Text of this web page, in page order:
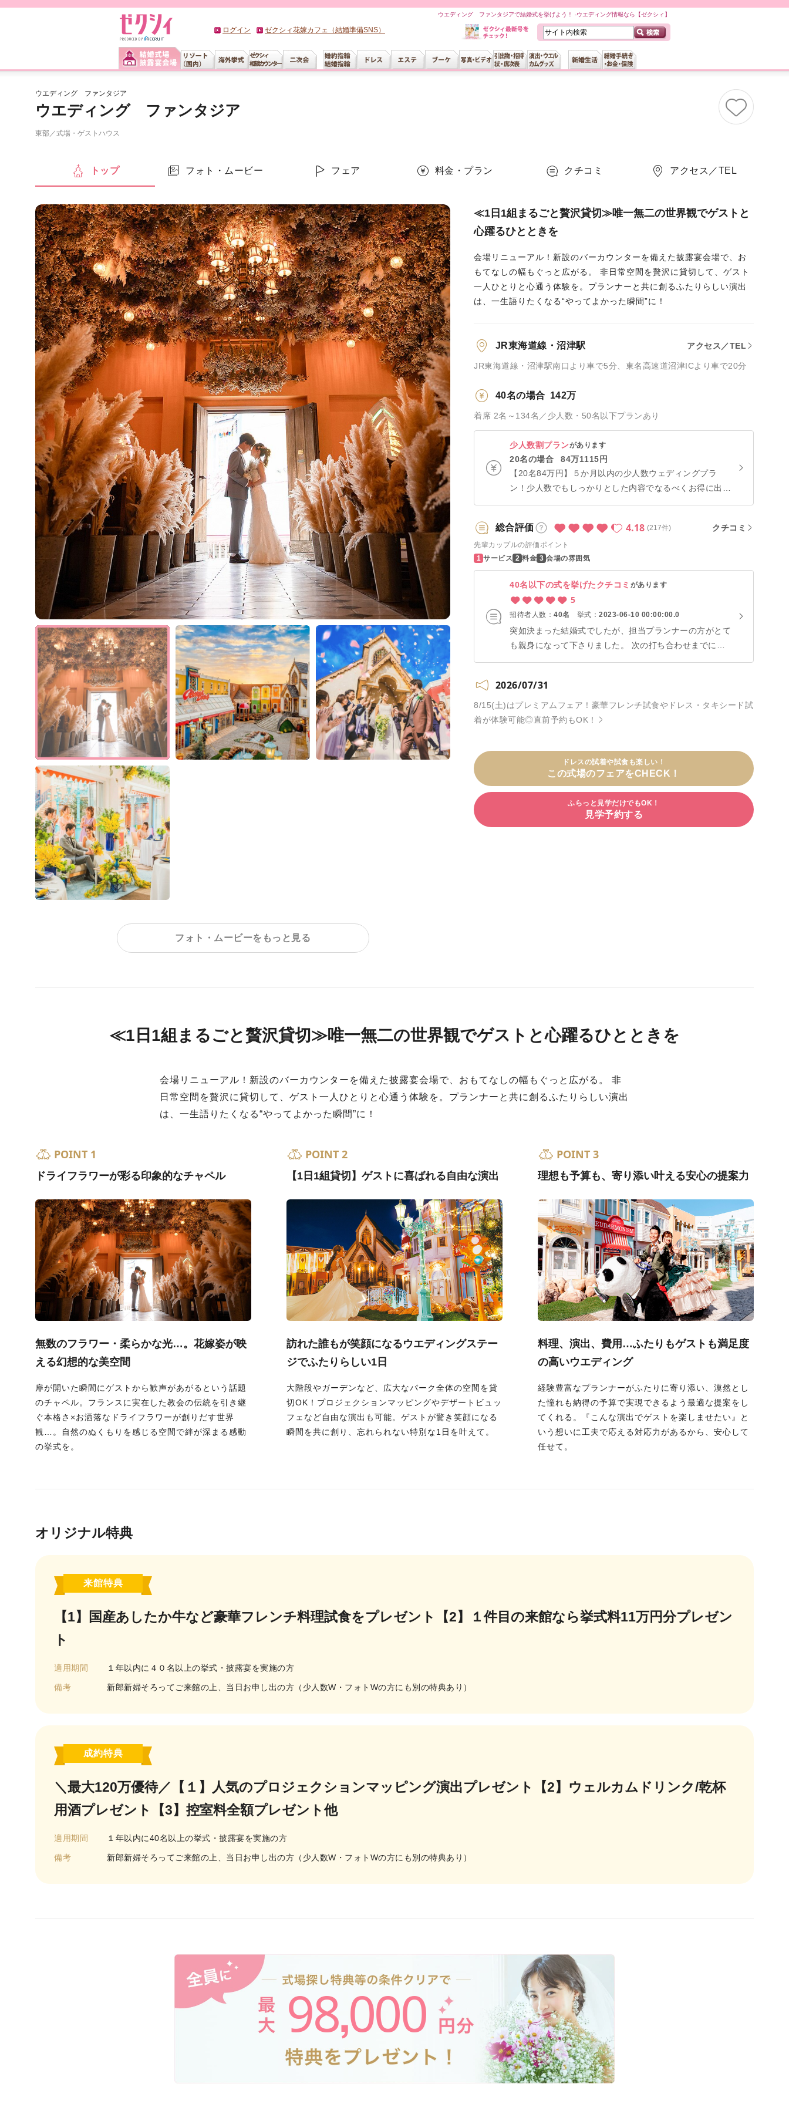
ウエディング ファンタジアで結婚式を挙げよう！ -ウエディング情報なら【ゼクシィ】
ログイン ゼクシィ花嫁カフェ（結婚準備SNS）
ウエディング ファンタジア
ウエディング ファンタジア
東部／式場・ゲストハウス
トップ フォト・ムービー フェア 料金・プラン クチコミ アクセス／TEL
フォト・ムービーをもっと見る
≪1日1組まるごと贅沢貸切≫唯一無二の世界観でゲストと
心躍るひとときを
会場リニューアル！新設のバーカウンターを備えた披露宴会場で、お
もてなしの幅もぐっと広がる。 非日常空間を贅沢に貸切して、ゲスト
一人ひとりと心通う体験を。プランナーと共に創るふたりらしい演出
は、一生語りたくなる“やってよかった瞬間”に！
JR東海道線・沼津駅 アクセス／TEL
JR東海道線・沼津駅南口より車で5分、東名高速道沼津ICより車で20分
40名の場合 142万
着席 2名～134名／少人数・50名以下プランあり
少人数割プランがあります
20名の場合
84万1115円
【20名84万円】５か月以内の少人数ウェディングプラ
ン！少人数でもしっかりとした内容でなるべくお得に出来
総合評価 4.18 (217件) クチコミ
先輩カップルの評価ポイント
サービス
料金 会場の雰囲気
40名以下の式を挙げたクチコミ があります
5
招待者人数：40名 挙式：2023-06-10 00:00:00.0
突如決まった結婚式でしたが、担当プランナーの方がとて
も親身になって下さりました。 次の打ち合わせまでにや
よ!と喜んでいました。
2026/07/31
8/15(土)はプレミアムフェア！豪華フレンチ試食やドレス・タキシード試
着が体験可能◎直前予約もOK！
ドレスの試着や試食も楽しい！
この式場のフェアをCHECK！
ふらっと見学だけでもOK！
見学予約する
≪1日1組まるごと贅沢貸切≫唯一無二の世界観でゲストと心躍るひとときを
会場リニューアル！新設のバーカウンターを備えた披露宴会場で、おもてなしの幅もぐっと広がる。 非
日常空間を贅沢に貸切して、ゲスト一人ひとりと心通う体験を。プランナーと共に創るふたりらしい演出
は、一生語りたくなる“やってよかった瞬間”に！
POINT 1
ドライフラワーが彩る印象的なチャペル
無数のフラワー・柔らかな光…。花嫁姿が映
える幻想的な美空間
扉が開いた瞬間にゲストから歓声があがるという話題
のチャペル。フランスに実在した教会の伝統を引き継
ぐ本格さ×お洒落なドライフラワーが創りだす世界
観…。自然のぬくもりを感じる空間で絆が深まる感動
の挙式を。
POINT 2
【1日1組貸切】ゲストに喜ばれる自由な演出
訪れた誰もが笑顔になるウエディングステー
ジでふたりらしい1日
大階段やガーデンなど、広大なパーク全体の空間を貸
切OK！プロジェクションマッピングやデザートビュッ
フェなど自由な演出も可能。ゲストが驚き笑顔になる
瞬間を共に創り、忘れられない特別な1日を叶えて。
POINT 3
理想も予算も、寄り添い叶える安心の提案力
料理、演出、費用…ふたりもゲストも満足度
の高いウエディング
経験豊富なプランナーがふたりに寄り添い、漠然とし
た憧れも納得の予算で実現できるよう最適な提案をし
てくれる。『こんな演出でゲストを楽しませたい』と
いう想いに工夫で応える対応力があるから、安心して
任せて。
オリジナル特典
来館特典
【1】国産あしたか牛など豪華フレンチ料理試食をプレゼント【2】１件目の来館なら挙式料11万円分プレゼン
ト
適用期間 １年以内に４０名以上の挙式・披露宴を実施の方
備考 新郎新婦そろってご来館の上、当日お申し出の方（少人数W・フォトWの方にも別の特典あり）
成約特典
＼最大120万優待／【１】人気のプロジェクションマッピング演出プレゼント【2】ウェルカムドリンク/乾杯
用酒プレゼント【3】控室料全額プレゼント他
適用期間 １年以内に40名以上の挙式・披露宴を実施の方
備考 新郎新婦そろってご来館の上、当日お申し出の方（少人数W・フォトWの方にも別の特典あり）
98,000